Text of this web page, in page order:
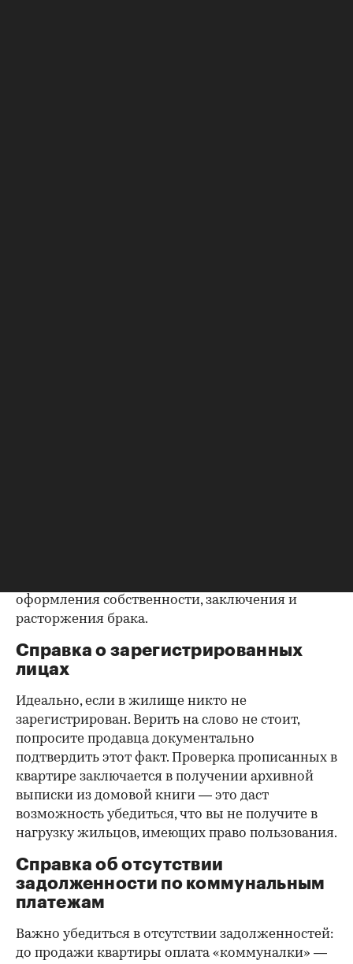
оформления собственности, заключения и
расторжения брака.
Справка о зарегистрированных
лицах
Идеально, если в жилище никто не
зарегистрирован. Верить на слово не стоит,
попросите продавца документально
подтвердить этот факт. Проверка прописанных в
квартире заключается в получении архивной
выписки из домовой книги — это даст
возможность убедиться, что вы не получите в
нагрузку жильцов, имеющих право пользования.
Справка об отсутствии
задолженности по коммунальным
платежам
Важно убедиться в отсутствии задолженностей:
до продажи квартиры оплата «коммуналки» —